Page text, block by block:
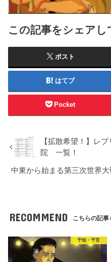
この記事をシェアし
ポスト
はてブ
Pocket
【拡散希望！】レ
院 一覧！
中東から始まる第三次世界
RECOMMEND こちらの記事
予知・予言